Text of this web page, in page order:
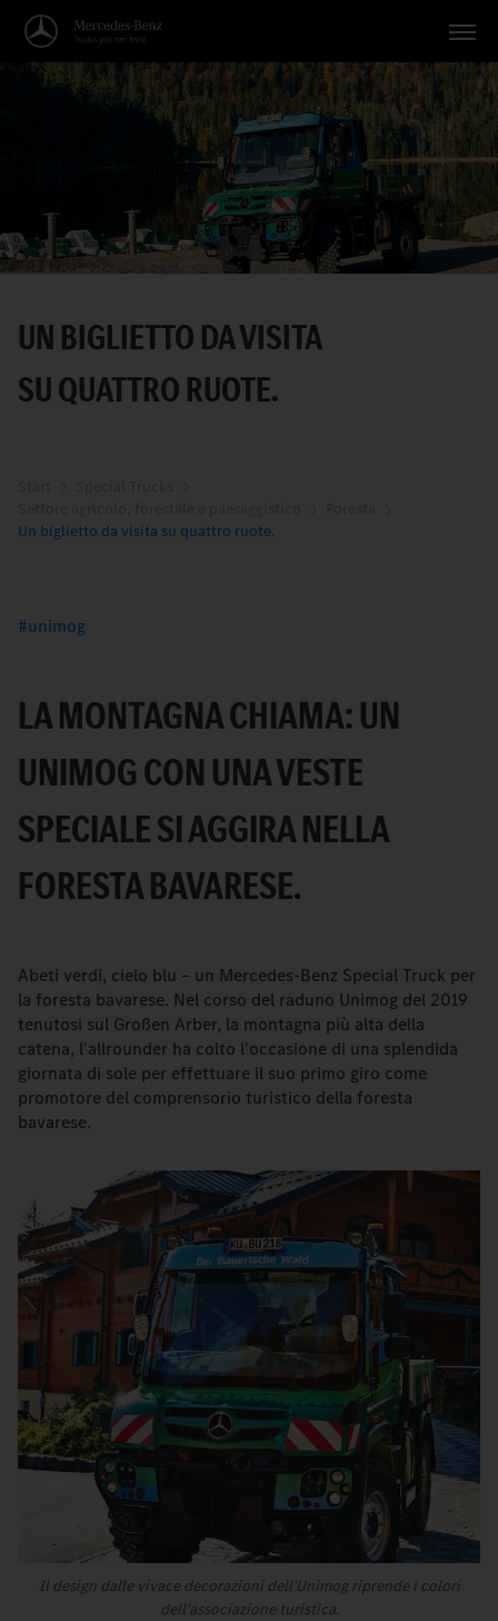
Veicoli
Applicazioni
Servizio
Italiano
UN BIGLIETTO DA VISITA
SU QUATTRO RUOTE.
Un biglietto da visita su quattro ruote.
unimog
LA MONTAGNA CHIAMA: UN
UNIMOG CON UNA VESTE
SPECIALE SI AGGIRA NELLA
FORESTA BAVARESE.
Abeti verdi, cielo blu – un Mercedes-Benz Special Truck per
la foresta bavarese. Nel corso del raduno Unimog del 2019
tenutosi sul Großen Arber, la montagna più alta della
catena, l'allrounder ha colto l'occasione di una splendida
giornata di sole per effettuare il suo primo giro come
promotore del comprensorio turistico della foresta
bavarese.
Il design dalle vivace decorazioni dell'Unimog riprende i colori
dell'associazione turistica.